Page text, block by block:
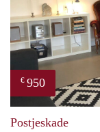
€ 950
Postjeskade